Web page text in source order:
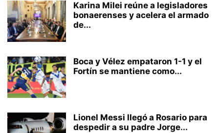
Karina Milei reúne a legisladores
bonaerenses y acelera el armado
de...
Boca y Vélez empataron 1-1 y el
Fortín se mantiene como...
Lionel Messi llegó a Rosario para
despedir a su padre Jorge...